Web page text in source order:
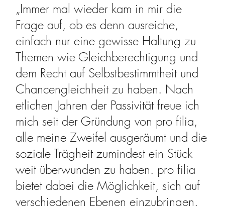
„Immer mal wieder kam in mir die
Frage auf, ob es denn ausreiche,
einfach nur eine gewisse Haltung zu
Themen wie Gleichberechtigung und
dem Recht auf Selbstbestimmtheit und
Chancengleichheit zu haben. Nach
etlichen Jahren der Passivität freue ich
mich seit der Gründung von pro filia,
alle meine Zweifel ausgeräumt und die
soziale Trägheit zumindest ein Stück
weit überwunden zu haben. pro filia
bietet dabei die Möglichkeit, sich auf
verschiedenen Ebenen einzubringen.